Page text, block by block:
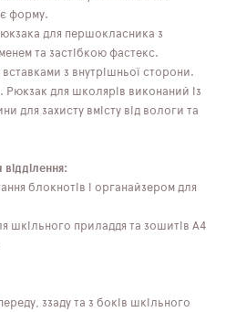
форму.
для першокласника з
та застібкою фастекс.
з внутрішньої сторони.
для школярів виконаний із
для захисту вмісту від вологи та
блокнотів і органайзером для
шкільного приладдя та зошитів А4
ззаду та з боків шкільного